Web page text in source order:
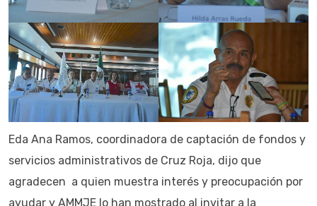
Eda Ana Ramos, coordinadora de captación de fondos y
servicios administrativos de Cruz Roja, dijo que
agradecen a quien muestra interés y preocupación por
ayudar y AMMJE lo han mostrado al invitar a la